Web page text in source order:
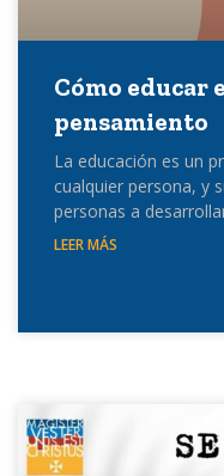
Cómo educar
pensamiento
La educación es un
cualquier persona, y
personas a
LEER MÁS